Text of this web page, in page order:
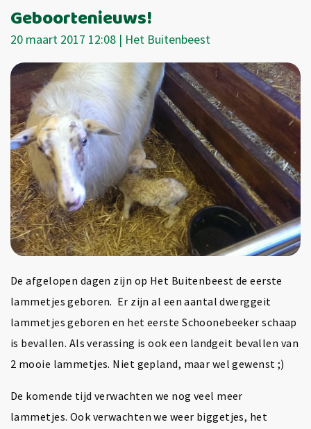
Geboortenieuws!
20 maart 2017 12:08 | Het Buitenbeest
De afgelopen dagen zijn op Het Buitenbeest de eerste
lammetjes geboren. Er zijn al een aantal dwerggeit
lammetjes geboren en het eerste Schoonebeeker schaap
is bevallen. Als verassing is ook een landgeit bevallen van
2 mooie lammetjes. Niet gepland, maar wel gewenst ;)
De komende tijd verwachten we nog veel meer
lammetjes. Ook verwachten we weer biggetjes, het